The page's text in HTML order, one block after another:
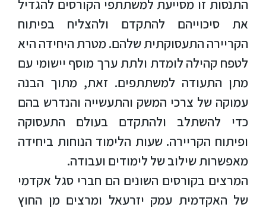
בוגרים
סגל
שכר
לימוד
מחקר
והוראה
היחידה
לבינלאומיות
התנסות זו מסייעת למשתתפי הקורסים להגדיל
את סיכוייהם להתקדם ולהצליח בפיתוח
הקריירה התעסוקתית שלהם. מטרת היחידה היא
לטפח קהילה לומדת ולתת ערך מוסף יישומי עם
מתן התעודה למשתתפים. זאת, מתוך הבנה
עמוקה של צרכי המשק והתעשייה והנדרש בהם
כדי להשתלב ולהתקדם בעולם התעסוקה
ופיתוח הקריירה. שעות הלימוד הנוחות ביחידה
מאפשרות שילוב של לימודים ועבודה.
המרצים בקורסים השונים הם חברי סגל אקדמי
של האקדמית עמק יזרעאל ומרצים מן החוץ